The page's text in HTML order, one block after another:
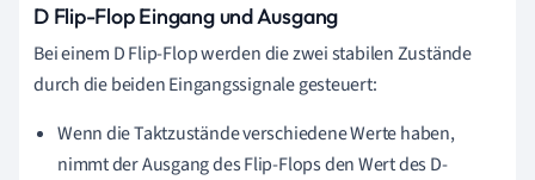
D Flip-Flop Eingang und Ausgang
Bei einem D Flip-Flop werden die zwei stabilen Zustände
durch die beiden Eingangssignale gesteuert:
Wenn die Taktzustände verschiedene Werte haben,
nimmt der Ausgang des Flip-Flops den Wert des D-